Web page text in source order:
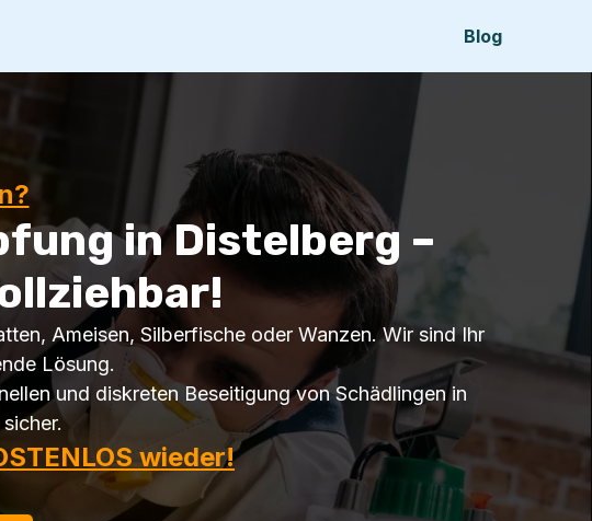
Blog
in Distelberg –
Ameisen, Silberfische oder Wanzen. Wir sind Ihr
Lösung.
und diskreten Beseitigung von Schädlingen in
wieder!